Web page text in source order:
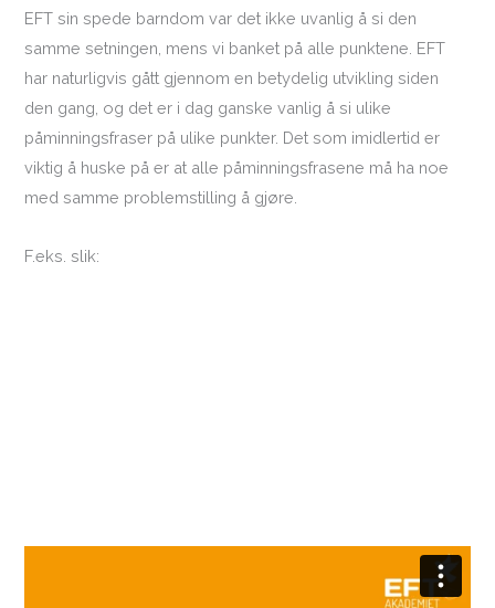
EFT sin spede barndom var det ikke uvanlig å si den
samme setningen, mens vi banket på alle punktene. EFT
har naturligvis gått gjennom en betydelig utvikling siden
den gang, og det er i dag ganske vanlig å si ulike
påminningsfraser på ulike punkter. Det som imidlertid er
viktig å huske på er at alle påminningsfrasene må ha noe
med samme problemstilling å gjøre.
F.eks. slik: